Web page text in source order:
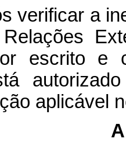
verificar a
escrito e
aplicável